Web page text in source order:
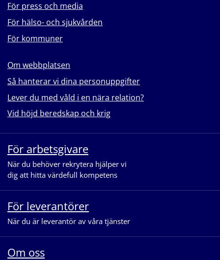
För press och media
För hälso- och sjukvården
För kommuner
Om webbplatsen
Så hanterar vi dina personuppgifter
Lever du med våld i en nära relation?
Vid höjd beredskap och krig
För arbetsgivare
När du behöver rekrytera hjälper vi
dig att hitta värdefull kompetens
För leverantörer
När du är leverantör av våra tjänster
Om oss